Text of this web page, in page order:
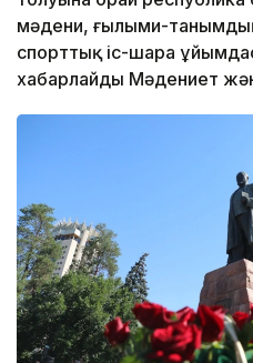
мәдени, ғылыми-
спорттық іс-шара
хабарлайды Мәдениет